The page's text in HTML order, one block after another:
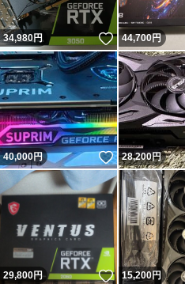
34,980円 いいね！
44,700円
40,000円 いいね！
28,200円
29,800円 いいね！
15,200円